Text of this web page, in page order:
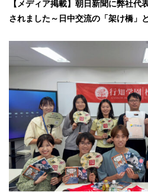
【メディア掲載】朝日新聞に弊社代
されました～日中交流の「架け橋」